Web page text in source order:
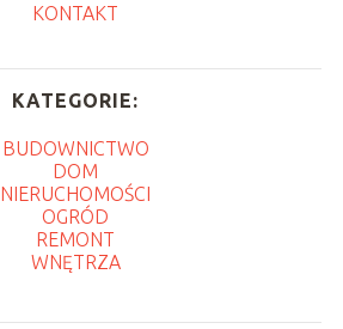
KONTAKT
KATEGORIE:
BUDOWNICTWO
DOM
NIERUCHOMOŚCI
OGRÓD
REMONT
WNĘTRZA